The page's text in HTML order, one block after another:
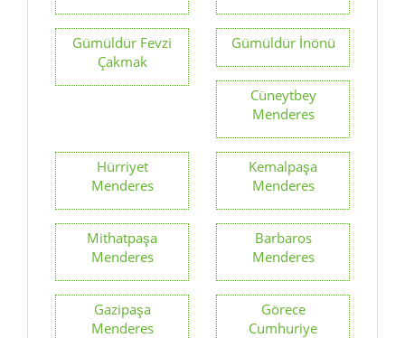
Gümüldür Fevzi
Çakmak
Gümüldür İnönü
Cüneytbey
Menderes
Hürriyet
Menderes
Kemalpaşa
Menderes
Mithatpaşa
Menderes
Barbaros
Menderes
Gazipaşa
Menderes
Görece
Cumhuriye